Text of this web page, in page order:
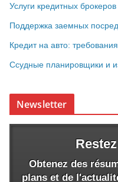
Услуги кредитных брокеров
Поддержка заемных
Кредит на авто:
Ссудные планировщики и
Newsletter
Obtenez des
plans et de